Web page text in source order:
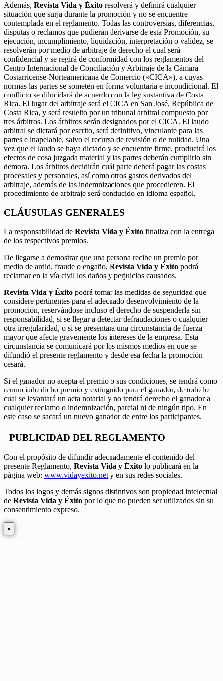
Además, Revista Vida y Éxito resolverá y definirá cualquier
situación que surja durante la promoción y no se encuentre
contemplada en el reglamento. Todas las controversias, diferencias,
disputas o reclamos que pudieran derivarse de esta Promoción, su
ejecución, incumplimiento, liquidación, interpretación o validez, se
resolverán por medio de arbitraje de derecho el cual será
confidencial y se regirá de conformidad con los reglamentos del
Centro Internacional de Conciliación y Arbitraje de la Cámara
Costarricense-Norteamericana de Comercio («CICA»), a cuyas
normas las partes se someten en forma voluntaria e incondicional. El
conflicto se dilucidará de acuerdo con la ley sustantiva de Costa
Rica. El lugar del arbitraje será el CICA en San José, República de
Costa Rica, y será resuelto por un tribunal arbitral compuesto por
tres árbitros. Los árbitros serán designados por el CICA. El laudo
arbitral se dictará por escrito, será definitivo, vinculante para las
partes e inapelable, salvo el recurso de revisión o de nulidad. Una
vez que el laudo se haya dictado y se encuentre firme, producirá los
efectos de cosa juzgada material y las partes deberán cumplirlo sin
demora. Los árbitros decidirán cuál parte deberá pagar las costas
procesales y personales, así como otros gastos derivados del
arbitraje, además de las indemnizaciones que procedieren. El
procedimiento de arbitraje será conducido en idioma español.
CLÁUSULAS GENERALES
La responsabilidad de Revista Vida y Éxito finaliza con la entrega
de los respectivos premios.
De llegarse a demostrar que una persona recibe un premio por
medio de ardid, fraude o engaño, Revista Vida y Éxito podrá
reclamar en la vía civil los daños y perjuicios causados.
Revista Vida y Éxito podrá tomar las medidas de seguridad que
considere pertinentes para el adecuado desenvolvimiento de la
promoción, reservándose incluso el derecho de suspenderla sin
responsabilidad, si se llegar a detectar defraudaciones o cualquier
otra irregularidad, o si se presentara una circunstancia de fuerza
mayor que afecte gravemente los intereses de la empresa. Esta
circunstancia se comunicará por los mismos medios en que se
difundió el presente reglamento y desde esa fecha la promoción
cesará.
Si el ganador no acepta el premio o sus condiciones, se tendrá como
renunciado dicho premio y extinguido para el ganador, de todo lo
cual se levantará un acta notarial y no tendrá derecho el ganador a
cualquier reclamo o indemnización, parcial ni de ningún tipo. En
este caso se sacará un nuevo ganador de entre los participantes.
PUBLICIDAD DEL REGLAMENTO
Con el propósito de difundir adecuadamente el contenido del
presente Reglamento, Revista Vida y Éxito lo publicará en la
página web: www.vidayexito.net y en sus redes sociales.
Todos los logos y demás signos distintivos son propiedad intelectual
de Revista Vida y Éxito por lo que no pueden ser utilizados sin su
consentimiento expreso.
×